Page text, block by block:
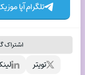
تلگرام آپا
اشتراک
تویتر